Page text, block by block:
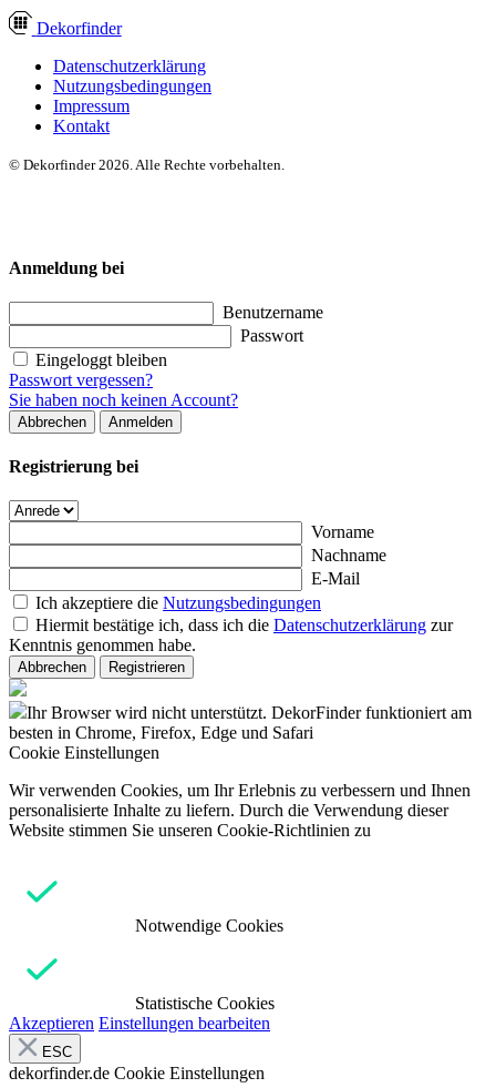
Dekorfinder
Datenschutzerklärung
Nutzungsbedingungen
Impressum
Kontakt
© Dekorfinder 2026. Alle Rechte vorbehalten.
Anmeldung bei
Benutzername
Passwort
Eingeloggt bleiben
Passwort vergessen?
Sie haben noch keinen Account?
Abbrechen Anmelden
Registrierung bei
Vorname
Nachname
E-Mail
Ich akzeptiere die Nutzungsbedingungen
Hiermit bestätige ich, dass ich die Datenschutzerklärung zur
Kenntnis genommen habe.
Abbrechen Registrieren
Ihr Browser wird nicht unterstützt. DekorFinder funktioniert am
besten in Chrome, Firefox, Edge und Safari
Cookie Einstellungen
Wir verwenden Cookies, um Ihr Erlebnis zu verbessern und Ihnen
personalisierte Inhalte zu liefern. Durch die Verwendung dieser
Website stimmen Sie unseren Cookie-Richtlinien zu
Notwendige Cookies
Statistische Cookies
Akzeptieren Einstellungen bearbeiten
ESC
dekorfinder.de Cookie Einstellungen